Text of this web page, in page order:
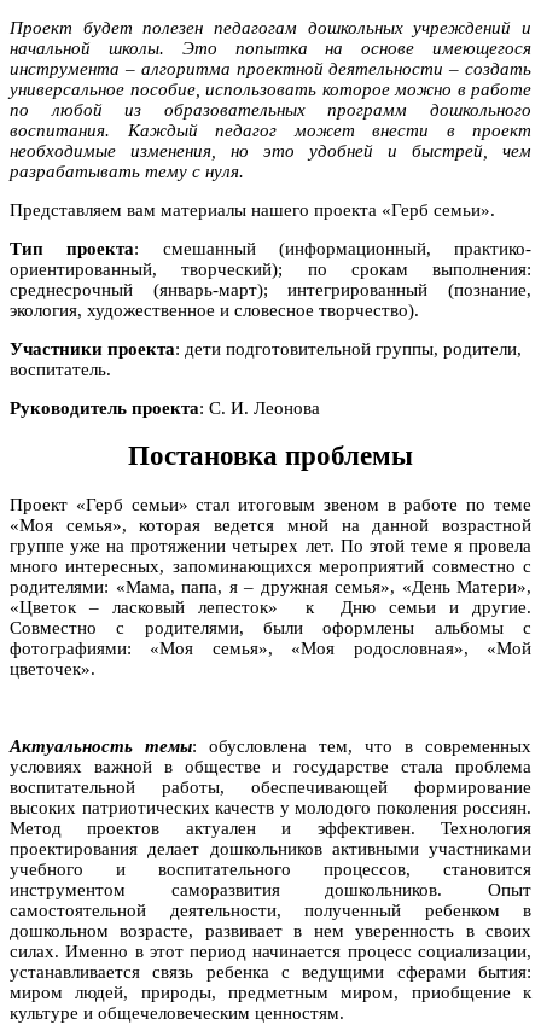
Проект будет полезен педагогам дошкольных учреждений и
начальной школы. Это попытка на основе имеющегося
инструмента – алгоритма проектной деятельности– создать
универсальное пособие, использовать которое можно в работе
по любой из образовательных программ дошкольного
воспитания. Каждый педагог может внести в проект
необходимые изменения, но это удобней и быстрей, чем
разрабатывать тему с нуля.
Представляем вам материалы нашего проекта «Герб семьи».
Тип проекта: смешанный (информационный, практико-
ориентированный, творческий); по срокам выполнения:
среднесрочный (январь-март); интегрированный (познание,
экология, художественное и словесное творчество).
Участники проекта: дети подготовительной группы, родители,
воспитатель.
Руководитель проекта: С. И. Леонова
Постановка проблемы
Проект «Герб семьи» стал итоговым звеном в работе по теме
«Моя семья», которая ведется мной на данной возрастной
группе уже на протяжении четырех лет. По этой теме я провела
много интересных, запоминающихся мероприятий совместно с
родителями: «Мама, папа, я – дружная семья», «День Матери»,
«Цветок– ласковый лепесток» к Дню семьи и другие.
Совместно с родителями, были оформлены альбомы с
фотографиями: «Моя семья», «Моя родословная», «Мой
цветочек».
Актуальность темы: обусловлена тем, что в современных
условиях важной в обществе и государстве стала проблема
воспитательной работы, обеспечивающей формирование
высоких патриотических качеств у молодого поколения россиян.
Метод проектов актуален и эффективен. Технология
проектирования делает дошкольников активными участниками
учебного и воспитательного процессов, становится
инструментом саморазвития дошкольников. Опыт
самостоятельной деятельности, полученный ребенком в
дошкольном возрасте, развивает в нем уверенность в своих
силах. Именно в этот период начинается процесс социализации,
устанавливается связь ребенка с ведущими сферами бытия:
миром людей, природы, предметным миром, приобщение к
культуре и общечеловеческим ценностям.